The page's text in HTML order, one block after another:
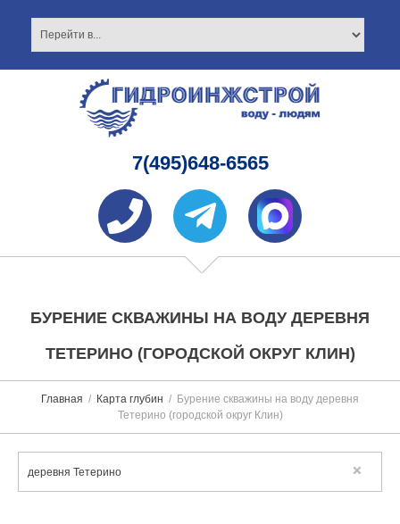
7(495)648-6565
БУРЕНИЕ СКВАЖИНЫ НА ВОДУ ДЕРЕВНЯ
ТЕТЕРИНО (ГОРОДСКОЙ ОКРУГ КЛИН)
Главная Карта глубин
Бурение скважины на воду деревня
Тетерино (городской округ Клин)